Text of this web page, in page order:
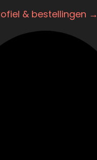
& bestellingen →